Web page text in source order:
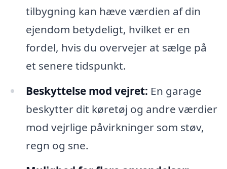
tilbygning kan hæve værdien af din
ejendom betydeligt, hvilket er en
fordel, hvis du overvejer at sælge på
et senere tidspunkt.
Beskyttelse mod vejret: En garage
beskytter dit køretøj og andre værdier
mod vejrlige påvirkninger som støv,
regn og sne.